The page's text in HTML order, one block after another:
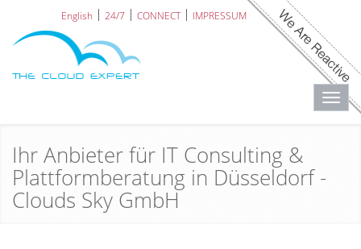
English 24/7 CONNECT IMPRESSUM
Ihr Anbieter für IT Consulting &
Plattformberatung in Düsseldorf -
Clouds Sky GmbH